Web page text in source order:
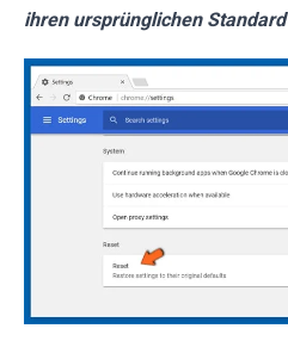
ihren ursprünglichen